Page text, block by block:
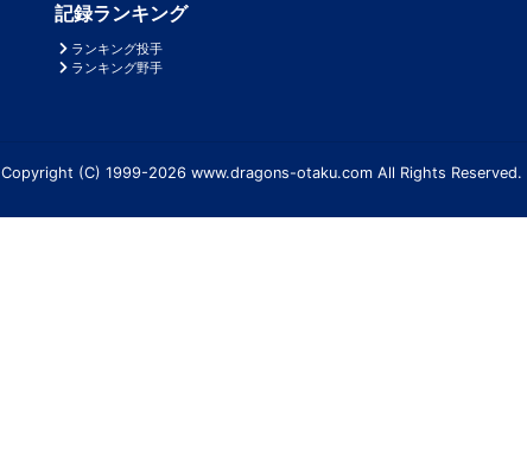
記録ランキング
ランキング投手
ランキング野手
Copyright (C) 1999-2026 www.dragons-otaku.com All Rights Reserved.